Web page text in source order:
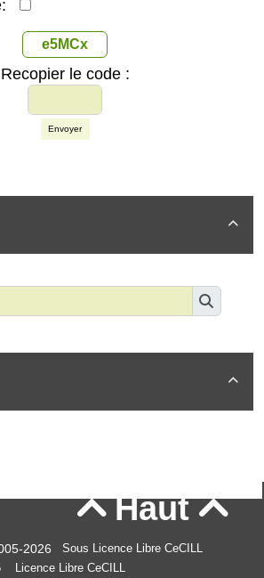
e5MCx
Recopier le code :
Envoyer


Haut
2026
Sous Licence Libre CeCILL
Licence Libre CeCILL